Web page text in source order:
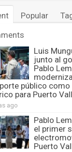
Popular
Luis
junto al
Pablo
público como
para Puerto
ago
Pablo
el primer
Puerto